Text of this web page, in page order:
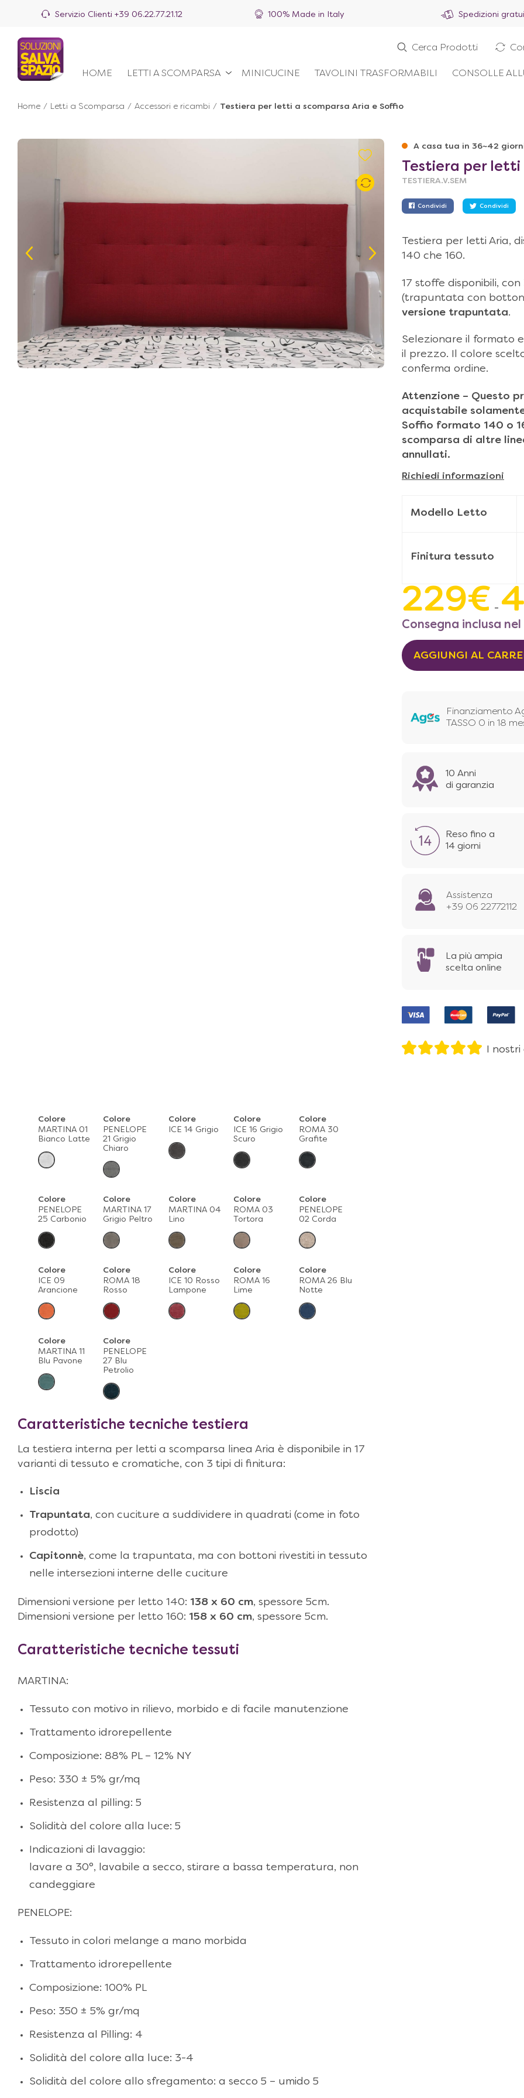
Servizio Clienti +39 06.22.77.21.12 100% Made in Italy Spedizioni
HOME LETTI A SCOMPARSA MINICUCINE TAVOLINI TRASFORMABILI CONSOLLE
Cerca Prodotti
Home / Letti a Scomparsa / Accessori e ricambi / Testiera per letti a scomparsa Aria e Soffio
A casa tua in 36~42
Testiera per letti
TESTIERA.V.SEM
Condividi Condividi
Testiera per letti Aria,
140 che 160.
17 stoffe disponibili,
(trapuntata con
versione trapuntata.
Selezionare il formato
il prezzo. Il colore
conferma ordine.
Attenzione – Questo
acquistabile
Soffio formato 140 o
scomparsa di altre
annullati.
Richiedi informazioni
Modello Letto
Finitura tessuto
229€ –
Consegna inclusa
AGGIUNGI AL
Finanziamento
TASSO 0 in 18
10 Anni
di garanzia
Reso fino a
14 giorni
Assistenza
+39 06 22772112
La più ampia
scelta online
I
Colore
MARTINA 01
Bianco Latte
Colore
PENELOPE
21 Grigio
Chiaro
Colore
ICE 14 Grigio
Colore
ICE 16 Grigio
Scuro
Colore
ROMA 30
Grafite
Colore
PENELOPE
25 Carbonio
Colore
MARTINA 17
Grigio Peltro
Colore
MARTINA 04
Lino
Colore
ROMA 03
Tortora
Colore
PENELOPE
02 Corda
Colore
ICE 09
Arancione
Colore
ROMA 18
Rosso
Colore
ICE 10 Rosso
Lampone
Colore
ROMA 16
Lime
Colore
ROMA 26 Blu
Notte
Colore
MARTINA 11
Blu Pavone
Colore
PENELOPE
27 Blu
Petrolio
Caratteristiche tecniche testiera
La testiera interna per letti a scomparsa linea Aria è disponibile in 17
varianti di tessuto e cromatiche, con 3 tipi di finitura:
Liscia
Trapuntata, con cuciture a suddividere in quadrati (come in foto
prodotto)
Capitonnè, come la trapuntata, ma con bottoni rivestiti in tessuto
nelle intersezioni interne delle cuciture
Dimensioni versione per letto 140: 138 x 60 cm, spessore 5cm.
Dimensioni versione per letto 160: 158 x 60 cm, spessore 5cm.
Caratteristiche tecniche tessuti
MARTINA:
Tessuto con motivo in rilievo, morbido e di facile manutenzione
Trattamento idrorepellente
Composizione: 88% PL – 12% NY
Peso: 330 ± 5% gr/mq
Resistenza al pilling: 5
Solidità del colore alla luce: 5
Indicazioni di lavaggio:
lavare a 30°, lavabile a secco, stirare a bassa temperatura, non
candeggiare
PENELOPE:
Tessuto in colori melange a mano morbida
Trattamento idrorepellente
Composizione: 100% PL
Peso: 350 ± 5% gr/mq
Resistenza al Pilling: 4
Solidità del colore alla luce: 3-4
Solidità del colore allo sfregamento: a secco 5 – umido 5